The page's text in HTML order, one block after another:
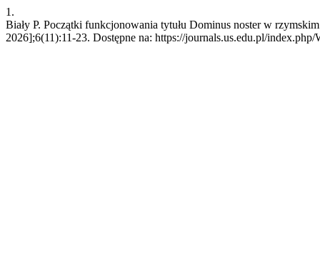
1.
Biały P. Początki funkcjonowania tytułu Dominus noster w
2026];6(11):11-23. Dostępne na: https://journals.us.edu.pl/